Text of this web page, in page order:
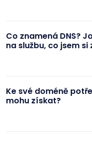
Co znamená DNS?
na službu, co jsem
Ke své doméně
mohu získat?